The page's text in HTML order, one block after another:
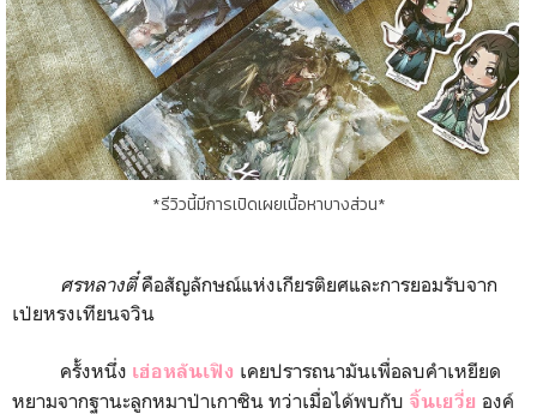
*รีวิวนี้มีการเปิดเผยเนื้อหาบางส่วน*
ศรหลางตี๋คือสัญลักษณ์แห่งเกียรติยศและการยอมรับจาก
เป่ยหรงเทียนจวิน
ครั้งหนึ่ง เฮ่อหลันเฟิง เคยปรารถนามันเพื่อลบคำเหยียด
หยามจากฐานะลูกหมาป่าเกาซิน ทว่าเมื่อได้พบกับ จิ้นเยวี่ย องค์